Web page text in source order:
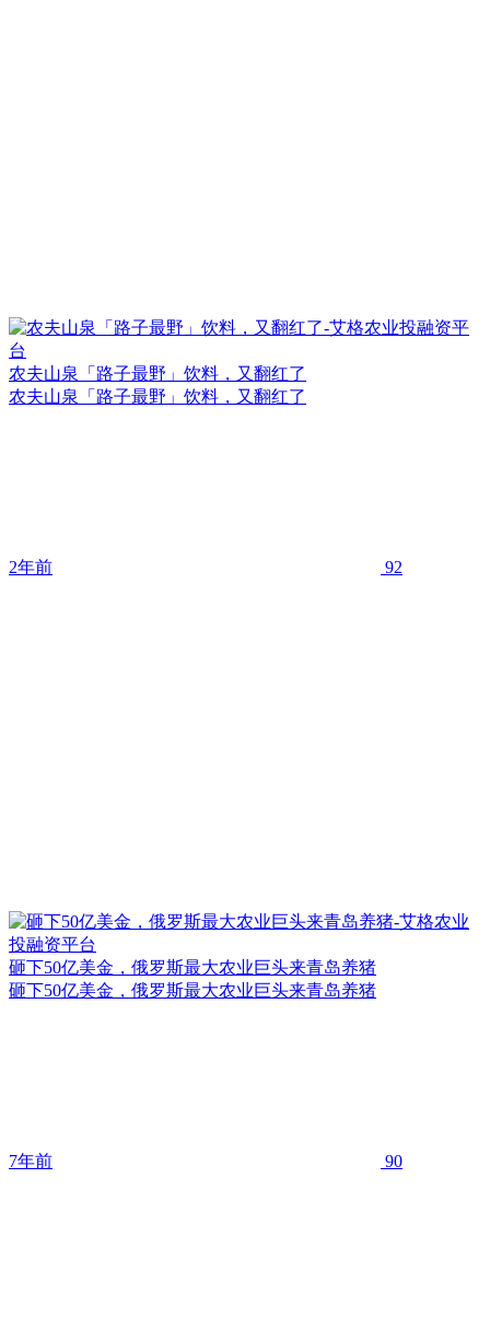
农夫山泉「路子最野」饮料，又翻红了
农夫山泉「路子最野」饮料，又翻红了
2年前 92
砸下50亿美金，俄罗斯最大农业巨头来青岛养猪
砸下50亿美金，俄罗斯最大农业巨头来青岛养猪
7年前 90